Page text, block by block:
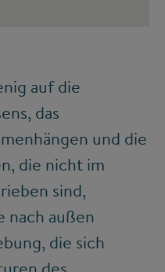
auf die
das
und die
die nicht im
sind,
nach außen
die sich